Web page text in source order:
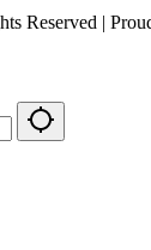
Reserved |